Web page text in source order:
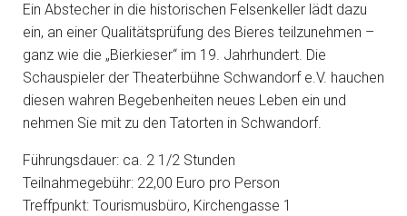
Ein Abstecher in die historischen Felsenkeller lädt dazu
ein, an einer Qualitätsprüfung des Bieres teilzunehmen –
ganz wie die „Bierkieser“ im 19. Jahrhundert. Die
Schauspieler der Theaterbühne Schwandorf e.V. hauchen
diesen wahren Begebenheiten neues Leben ein und
nehmen Sie mit zu den Tatorten in Schwandorf.
Führungsdauer: ca. 2 1/2 Stunden
Teilnahmegebühr: 22,00 Euro pro Person
Treffpunkt: Tourismusbüro, Kirchengasse 1